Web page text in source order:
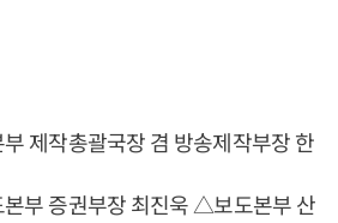
제작총괄국장 겸 방송제작부장 한
부 증권부장 최진욱 △보도본부 산